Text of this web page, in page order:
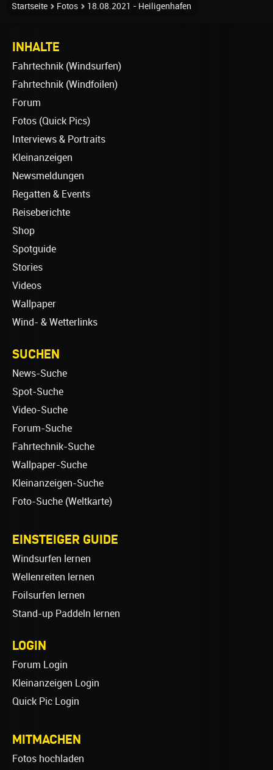
Startseite Fotos 18.08.2021 - Heiligenhafen
INHALTE
Fahrtechnik (Windsurfen)
Fahrtechnik (Windfoilen)
Forum
Fotos (Quick Pics)
Interviews & Portraits
Kleinanzeigen
Newsmeldungen
Regatten & Events
Reiseberichte
Shop
Spotguide
Stories
Videos
Wallpaper
Wind- & Wetterlinks
SUCHEN
News-Suche
Spot-Suche
Video-Suche
Forum-Suche
Fahrtechnik-Suche
Wallpaper-Suche
Kleinanzeigen-Suche
Foto-Suche (Weltkarte)
EINSTEIGER GUIDE
Windsurfen lernen
Wellenreiten lernen
Foilsurfen lernen
Stand-up Paddeln lernen
LOGIN
Forum Login
Kleinanzeigen Login
Quick Pic Login
MITMACHEN
Fotos hochladen